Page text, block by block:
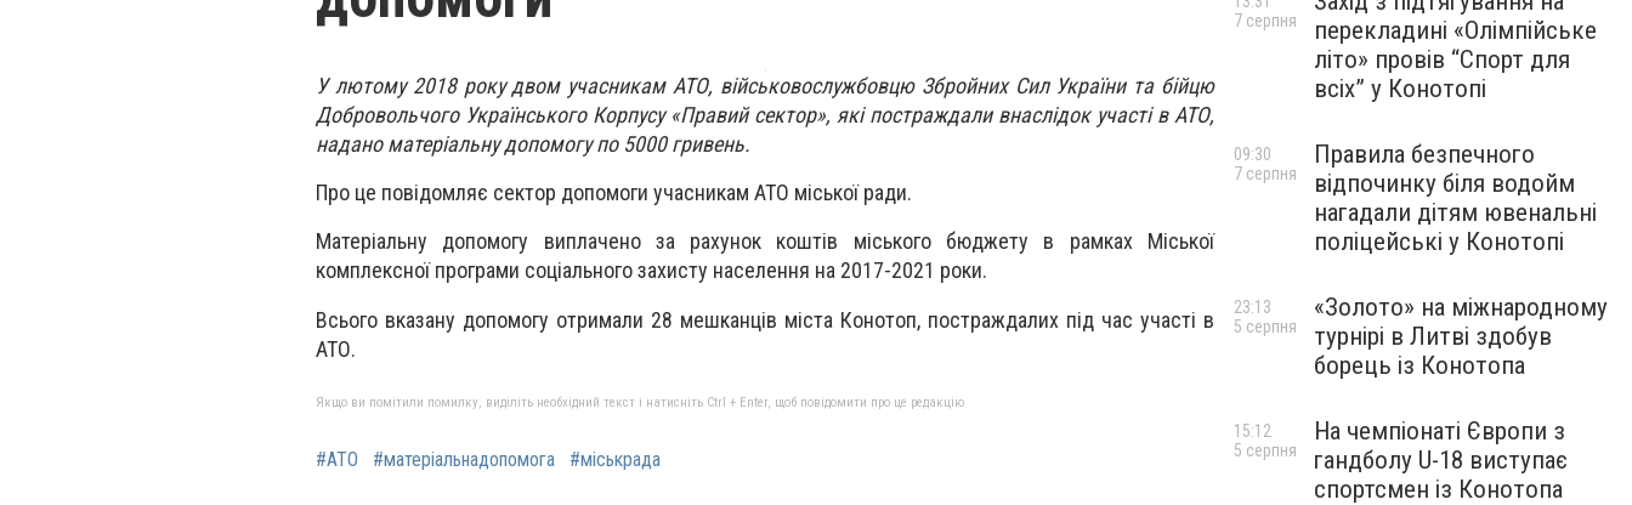
У лютому 2018 року двом учасникам АТО, військовослужбовцю Збройних Сил України та бійцю
Добровольчого Українського Корпусу «Правий сектор», які постраждали внаслідок участі в АТО,
надано матеріальну допомогу по 5000 гривень.
Про це повідомляє сектор допомоги учасникам АТО міської ради.
Матеріальну допомогу виплачено за рахунок коштів міського бюджету в рамках Міської
комплексної програми соціального захисту населення на 2017-2021 роки.
Всього вказану допомогу отримали 28 мешканців міста Конотоп, постраждалих під час участі в
АТО.
Якщо ви помітили помилку, виділіть необхідний текст і натисніть Ctrl + Enter, щоб повідомити про це редакцію
#АТО #матеріальнадопомога #міськрада
перекладині «Олімпійське
літо» провів “Спорт для
всіх” у Конотопі
7 серпня
Правила безпечного
відпочинку біля водойм
нагадали дітям ювенальні
поліцейські у Конотопі
09:30
7 серпня
«Золото» на міжнародному
турнірі в Литві здобув
борець із Конотопа
23:13
5 серпня
На чемпіонаті Європи з
гандболу U-18 виступає
спортсмен із Конотопа
15:12
5 серпня